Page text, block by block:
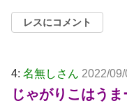
レスにコメント
4: 名無しさん 2022/
じゃがりこはうま